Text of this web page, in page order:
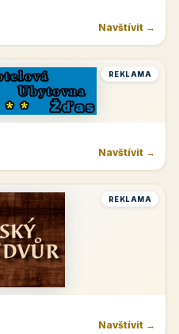
Navštívit →
REKLAMA
Navštívit →
REKLAMA
Navštívit →